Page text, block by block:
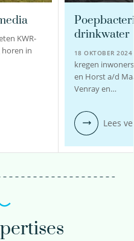
KWR-
horen in
drinkwater
18 OKTOBER
kregen
en Horst a/d
Venray en…
Lees